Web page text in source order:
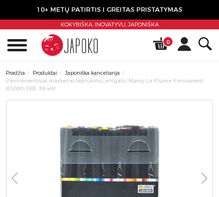
10+ METŲ PATIRTIS I GREITAS PRISTATYMAS
KOKYBIŠKA, INOVATYVU,JAPONIŠKA
0
Pradžia Produktai
Japoniška kanceliarija
Permanentiniai markeriai teptukiniu antgaliu Marvy Le Plume Permanent
#3000-36B, 36 vnt.